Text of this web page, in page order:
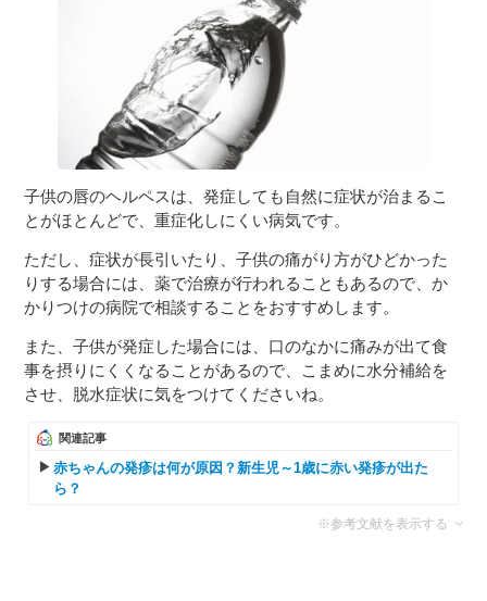
子供の唇のヘルペスは、発症しても自然に症状が治まるこ
とがほとんどで、重症化しにくい病気です。
ただし、症状が長引いたり、子供の痛がり方がひどかった
りする場合には、薬で治療が行われることもあるので、か
かりつけの病院で相談することをおすすめします。
また、子供が発症した場合には、口のなかに痛みが出て食
事を摂りにくくなることがあるので、こまめに水分補給を
させ、脱水症状に気をつけてくださいね。
関連記事
赤ちゃんの発疹は何が原因？新生児～1歳に赤い発疹が出た
ら？
※参考文献を表示する